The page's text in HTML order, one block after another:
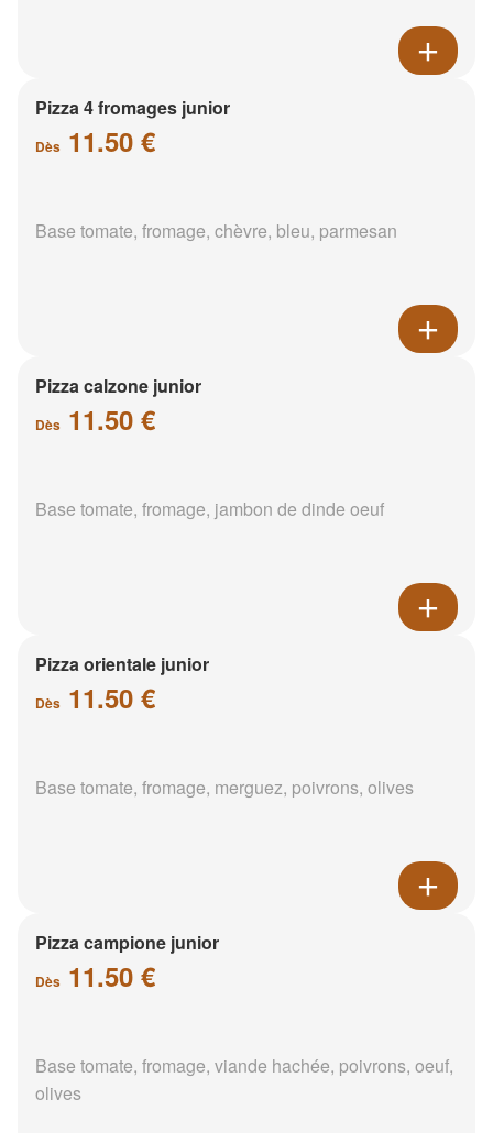
Pizza 4 fromages junior
Dès 11.50 €
Base tomate, fromage, chèvre, bleu, parmesan
Pizza calzone junior
Dès 11.50 €
Base tomate, fromage, jambon de dinde oeuf
Pizza orientale junior
Dès 11.50 €
Base tomate, fromage, merguez, poivrons, olives
Pizza campione junior
Dès 11.50 €
Base tomate, fromage, viande hachée, poivrons, oeuf,
olives